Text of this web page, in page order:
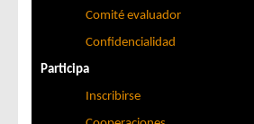
Comité evaluador
Confidencialidad
Participa
Inscribirse